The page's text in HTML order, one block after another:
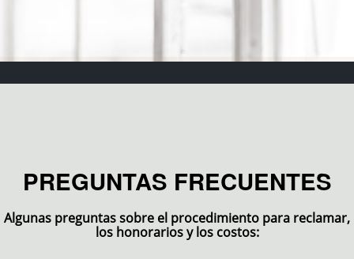
PREGUNTAS FRECUENTES
Algunas preguntas sobre el procedimiento para reclamar,
los honorarios y los costos: